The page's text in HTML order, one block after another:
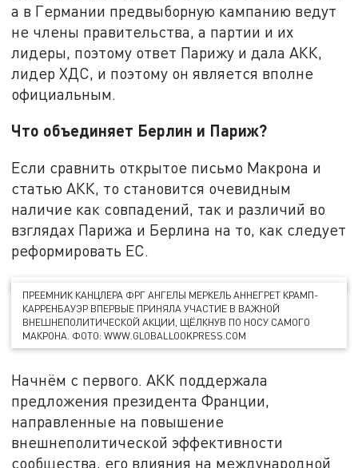
а в Германии предвыборную кампанию ведут
не члены правительства, а партии и их
лидеры, поэтому ответ Парижу и дала АКК,
лидер ХДС, и поэтому он является вполне
официальным.
Что объединяет Берлин и Париж?
Если сравнить открытое письмо Макрона и
статью АКК, то становится очевидным
наличие как совпадений, так и различий во
взглядах Парижа и Берлина на то, как следует
реформировать ЕС.
ПРЕЕМНИК КАНЦЛЕРА ФРГ АНГЕЛЫ МЕРКЕЛЬ АННЕГРЕТ КРАМП-
КАРРЕНБАУЭР ВПЕРВЫЕ ПРИНЯЛА УЧАСТИЕ В ВАЖНОЙ
ВНЕШНЕПОЛИТИЧЕСКОЙ АКЦИИ, ЩЁЛКНУВ ПО НОСУ САМОГО
МАКРОНА. ФОТО: WWW.GLOBALLOOKPRESS.COM
Начнём с первого. АКК поддержала
предложения президента Франции,
направленные на повышение
внешнеполитической эффективности
сообщества, его влияния на международной